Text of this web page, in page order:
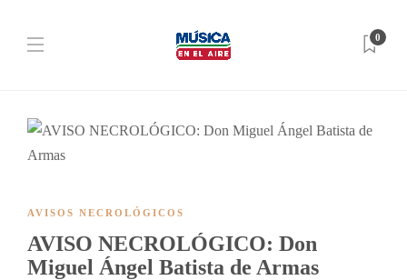
0
AVISOS NECROLÓGICOS
AVISO NECROLÓGICO: Don
Miguel Ángel Batista de Armas